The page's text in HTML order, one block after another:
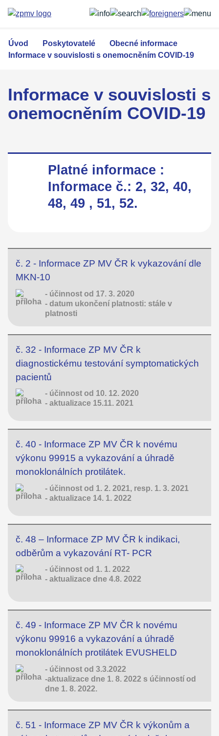
obsahu
Úvod Poskytovatelé
Obecné informace
Informace v souvislosti s onemocněním COVID-19
Informace v souvislosti s
onemocněním COVID-19
Platné informace :
Informace č.: 2, 32, 40,
48, 49 , 51, 52.
č. 2 - Informace ZP MV ČR k vykazování dle
MKN-10
- účinnost od 17. 3. 2020
- datum ukončení platnosti: stále v
platnosti
č. 32 - Informace ZP MV ČR k
diagnostickému testování symptomatických
pacientů
- účinnost od 10. 12. 2020
- aktualizace 15.11. 2021
č. 40 - Informace ZP MV ČR k novému
výkonu 99915 a vykazování a úhradě
monoklonálních protilátek.
- účinnost od 1. 2. 2021, resp. 1. 3. 2021
- aktualizace 14. 1. 2022
č. 48 – Informace ZP MV ČR k indikaci,
odběrům a vykazování RT- PCR
- účinnost od 1. 1. 2022
- aktualizace dne 4.8. 2022
č. 49 - Informace ZP MV ČR k novému
výkonu 99916 a vykazování a úhradě
monoklonálních protilátek EVUSHELD
- účinnost od 3.3.2022
-aktualizace dne 1. 8. 2022 s účinností od
dne 1. 8. 2022.
č. 51 - Informace ZP MV ČR k výkonům a